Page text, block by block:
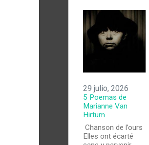
29 julio, 2026
5 Poemas de
Marianne Van
Hirtum
Chanson de l’ours
Elles ont écarté